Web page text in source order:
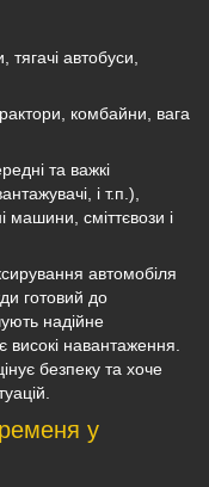
автобуси,
комбайни, вага
та важкі
і т.п.),
машини, сміттєвози і
автомобіля
готовий до
надійне
високі навантаження.
безпеку та хоче
у